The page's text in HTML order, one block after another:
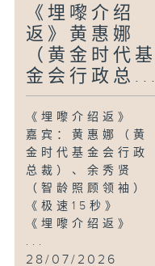
《埋嚟介绍
返》黄惠娜
（黄金时代基
金会行政总...
《埋嚟介绍返》
嘉宾：黄惠娜（黄
金时代基金会行政
总裁）、余秀贤
（智龄照顾领袖）
《极速15秒》
《埋嚟介绍返》
...
28/07/2026